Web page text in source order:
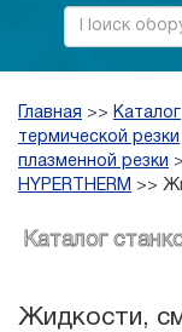
Главная >> Каталог
термической резки
плазменной резки
HYPERTHERM >>
Каталог
Жидкости,